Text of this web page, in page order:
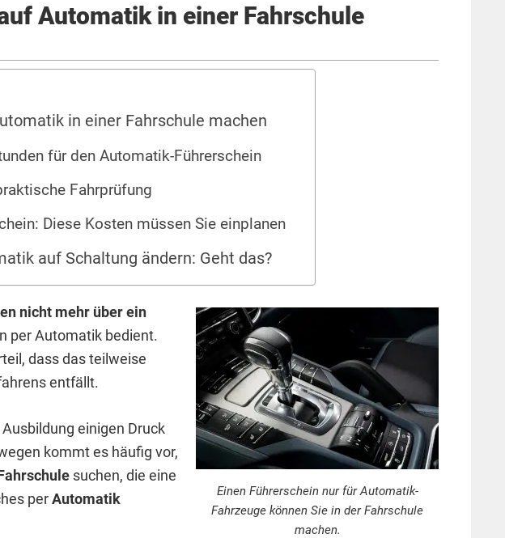
Automatik in einer Fahrschule
in einer Fahrschule machen
für den Automatik-Führerschein
Fahrprüfung
Diese Kosten müssen Sie einplanen
auf Schaltung ändern: Geht das?
Einen Führerschein nur für Automatik-
Fahrzeuge können Sie in der Fahrschule
machen.
nicht mehr über ein
per Automatik bedient.
dass das teilweise
entfällt.
einigen Druck
kommt es häufig vor,
suchen, die eine
perAutomatik